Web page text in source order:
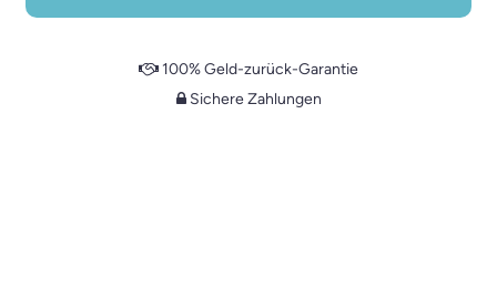
100% Geld-zurück-Garantie
Sichere Zahlungen